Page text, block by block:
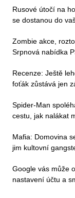
Rusové útočí na
se dostanou do
Zombie akce,
Srpnová nabídka
Recenze: Ještě
foťák zůstává jen
Spider-Man
cestu, jak nalákat
Mafia: Domovina
jim kultovní
Google vás může
nastavení účtu a